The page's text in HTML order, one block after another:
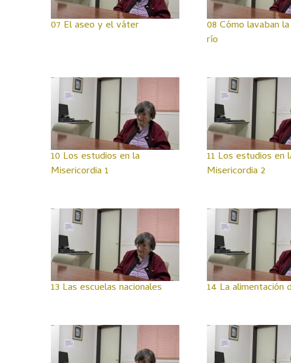
07 El aseo y el váter
08 Cómo lavaban
río
10 Los estudios en la
Misericordia 1
11 Los estudios en
Misericordia 2
13 Las escuelas nacionales 14 La alimentación